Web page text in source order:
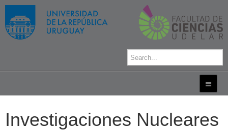
Investigaciones Nucleares